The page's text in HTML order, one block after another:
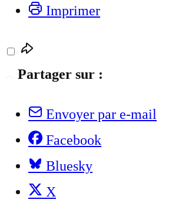
Imprimer
Partager sur :
Envoyer par e-mail
Facebook
Bluesky
X